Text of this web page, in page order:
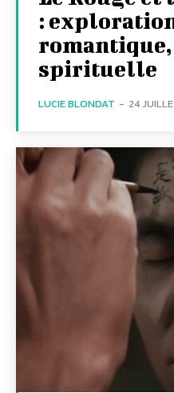
:
spirituelle
LUCIE BLONDAT - 24